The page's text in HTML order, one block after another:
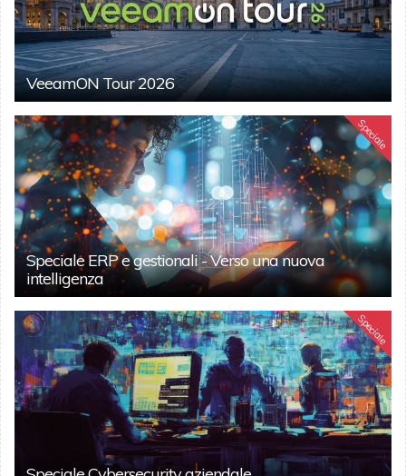
VeeamON Tour 2026
Speciale
Speciale ERP e gestionali - Verso una nuova
intelligenza
Speciale